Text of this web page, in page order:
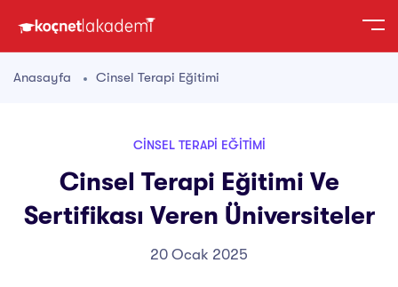
Anasayfa Cinsel Terapi Eğitimi
CINSEL TERAPI EĞITIMI
Cinsel Terapi Eğitimi Ve
Sertifikası Veren Üniversiteler
20 Ocak 2025